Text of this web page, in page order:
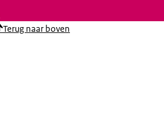
Terug naar boven